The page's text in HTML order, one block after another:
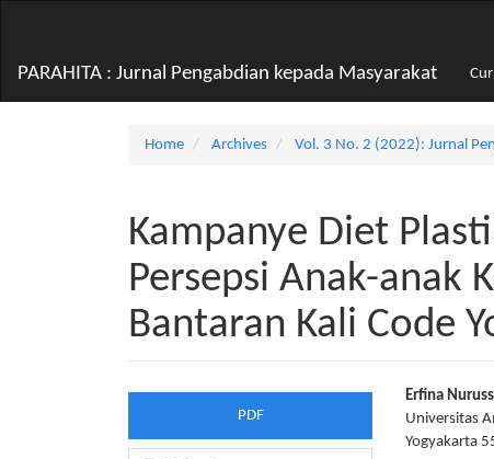
Content
Sidebar
PARAHITA : Jurnal Pengabdian kepada Masyarakat
Home Archives Vol. 3 No. 2 (2022): Jurnal
Kampanye Diet
Persepsi Anak-anak
Bantaran Kali Code
Article
Sidebar
PDF
Main
Erfina
Universitas
Yogyakarta